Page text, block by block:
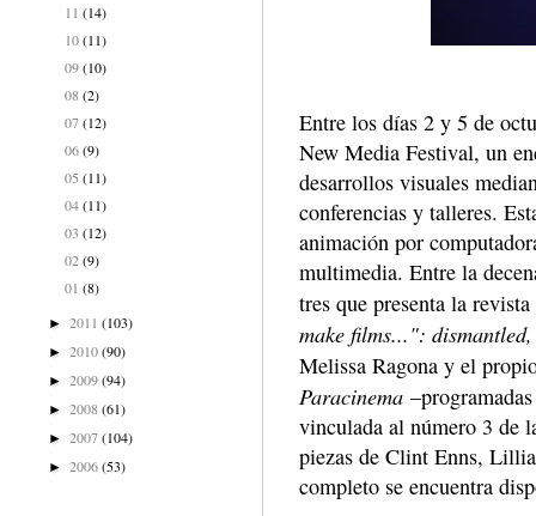
Entre los días 2 y 5 de
New Media Festival, un
desarrollos visuales
conferencias y talleres.
animación por
multimedia. Entre la
tres que presenta la
make films...":
Melissa Ragona y el
Paracinema
vinculada al número 3 de
piezas de Clint Enns,
completo se encuentra
11 (14)
10 (11)
09 (10)
08 (2)
07 (12)
06 (9)
05 (11)
04 (11)
03 (12)
02 (9)
01 (8)
► 2011 (103)
► 2010(90)
► 2009(94)
► 2008(61)
► 2007(104)
► 2006(53)